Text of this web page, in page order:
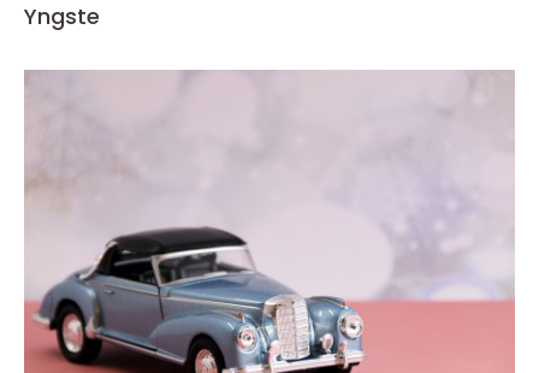
Yngste